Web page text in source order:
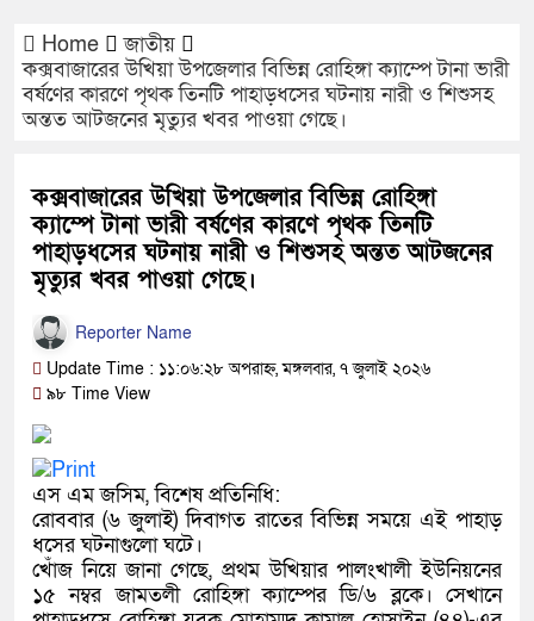
Home
জাতীয়
কক্সবাজারের উখিয়া উপজেলার বিভিন্ন রোহিঙ্গা ক্যাম্পে টানা ভারী
বর্ষণের কারণে পৃথক তিনটি পাহাড়ধসের ঘটনায় নারী ও শিশুসহ
অন্তত আটজনের মৃত্যুর খবর পাওয়া গেছে।
কক্সবাজারের উখিয়া উপজেলার বিভিন্ন রোহিঙ্গা
ক্যাম্পে টানা ভারী বর্ষণের কারণে পৃথক তিনটি
পাহাড়ধসের ঘটনায় নারী ও শিশুসহ অন্তত আটজনের
মৃত্যুর খবর পাওয়া গেছে।
Reporter Name
Update Time : ১১:০৬:২৮ অপরাহ্ন, মঙ্গলবার, ৭ জুলাই ২০২৬
৯৮ Time View
এস এম জসিম, বিশেষ প্রতিনিধি:
রোববার (৬ জুলাই) দিবাগত রাতের বিভিন্ন সময়ে এই পাহাড়
ধসের ঘটনাগুলো ঘটে।
খোঁজ নিয়ে জানা গেছে, প্রথম উখিয়ার পালংখালী ইউনিয়নের
১৫ নম্বর জামতলী রোহিঙ্গা ক্যাম্পের ডি/৬ ব্লকে। সেখানে